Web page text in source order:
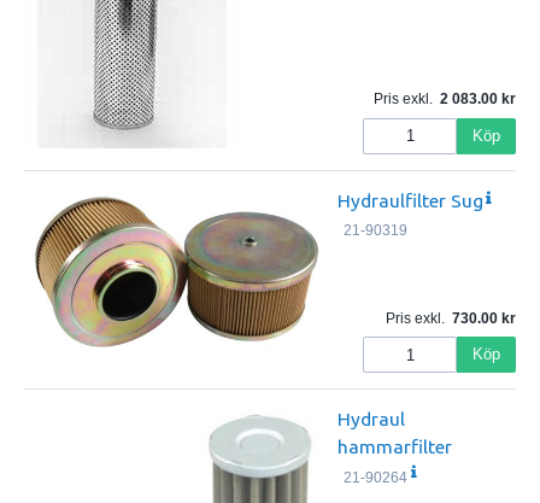
Pris exkl. 2 083.00
Köp
Hydraulfilter Sug
21-90319
Pris exkl. 730.00
Köp
Hydraul
hammarfilter
21-90264